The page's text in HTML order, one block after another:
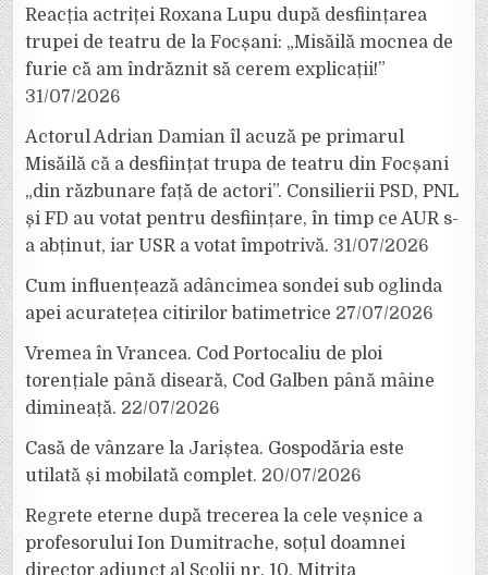
Reacția actriței Roxana Lupu după desființarea
trupei de teatru de la Focșani: „Misăilă mocnea de
furie că am îndrăznit să cerem explicații!”
31/07/2026
Actorul Adrian Damian îl acuză pe primarul
Misăilă că a desființat trupa de teatru din Focșani
„din răzbunare față de actori”. Consilierii PSD, PNL
și FD au votat pentru desființare, în timp ce AUR s-
a abținut, iar USR a votat împotrivă. 31/07/2026
Cum influențează adâncimea sondei sub oglinda
apei acuratețea citirilor batimetrice 27/07/2026
Vremea în Vrancea. Cod Portocaliu de ploi
torențiale până diseară, Cod Galben până mâine
dimineață. 22/07/2026
Casă de vânzare la Jariștea. Gospodăria este
utilată și mobilată complet. 20/07/2026
Regrete eterne după trecerea la cele veșnice a
profesorului Ion Dumitrache, soțul doamnei
director adjunct al Școlii nr. 10, Mitrița